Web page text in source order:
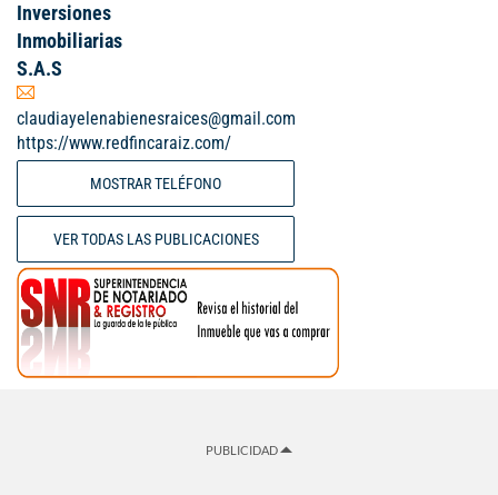
Inversiones
Inmobiliarias
S.A.S
claudiayelenabienesraices@gmail.com
https://www.redfincaraiz.com/
MOSTRAR TELÉFONO
VER TODAS LAS PUBLICACIONES
PUBLICIDAD